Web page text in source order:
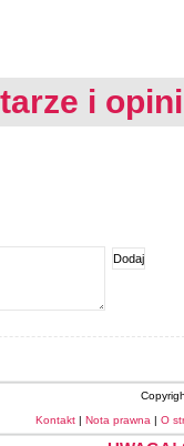
i
Kontakt | Nota prawna | O